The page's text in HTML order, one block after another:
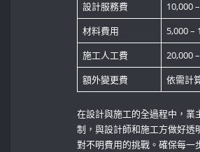
設計服務費
10,000
材料費用
5,000 –
施工人工費
20,000
額外變更費
依需計
在設計與施工的全過程中，業
制，與設計師和施工方做好透
對不明費用的挑戰。確保每一